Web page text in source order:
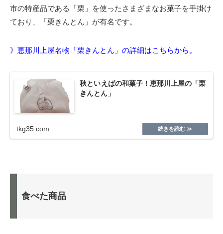
市の特産品である「栗」を使ったさまざまなお菓子を手掛け
ており、「栗きんとん」が有名です。
》恵那川上屋名物「栗きんとん」の詳細はこちらから。
秋といえばの和菓子！恵那川上屋の「栗
きんとん」
tkg35.com
食べた商品